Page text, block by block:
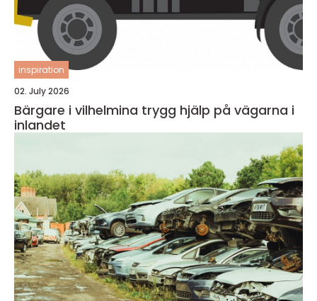
inspiration
02. July 2026
Bärgare i vilhelmina trygg hjälp på vägarna i
inlandet